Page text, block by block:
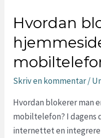
sikker
surfing
på
din
ferie?
Hvordan
Skriv en kommentar/
Hvordan blokerer man
mobiltelefon? I dagens
internettet en